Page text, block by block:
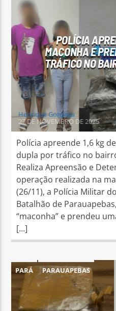
POLÍCIA
MACONHA E
TRÁFICO NO
Henrique Gonzaga
27 DE NOVEMBRO DE 2025
Polícia apreende 1,6 kg
dupla por tráfico no
Realiza Apreensão e
operação realizada na
(26/11), a Polícia Militar
Batalhão de
“maconha” e prendeu
[…]
PARÁ PARAUAPEBAS